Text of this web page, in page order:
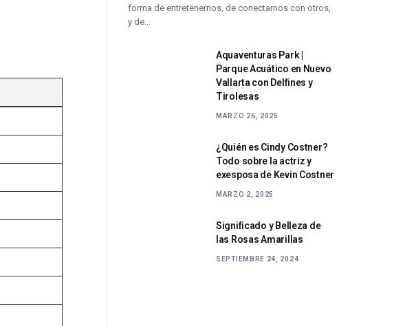
forma de entretenernos, de conectarnos con otros,
y de…
Aquaventuras Park |
Parque Acuático en Nuevo
Vallarta con Delfines y
Tirolesas
MARZO 26, 2025
¿Quién es Cindy Costner?
Todo sobre la actriz y
exesposa de Kevin Costner
MARZO 2, 2025
Significado y Belleza de
las Rosas Amarillas
SEPTIEMBRE 24, 2024